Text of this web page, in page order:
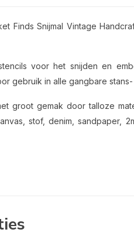
Finds Snijmal Vintage
voor het snijden en
gebruik in alle gangbare
groot gemak door talloze
stof, denim, sandpaper,